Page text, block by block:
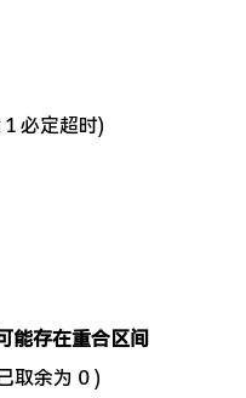
必定超时)
能存在重合区间
取余为 0 )